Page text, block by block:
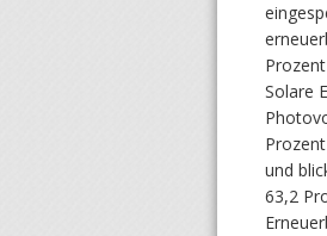
Solare
und
63,2